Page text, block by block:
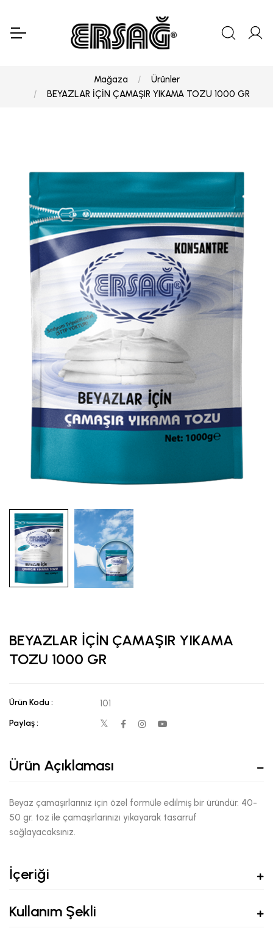
Mağaza
Ürünler
BEYAZLAR İÇİN ÇAMAŞIR YIKAMA TOZU 1000 GR
BEYAZLAR İÇİN ÇAMAŞIR YIKAMA
TOZU 1000 GR
Ürün Kodu : 101
Paylaş :
Ürün Açıklaması
Beyaz çamaşırlarınız için özel formüle edilmiş bir üründür. 40-
50 gr. toz ile çamaşırlarınızı yıkayarak tasarruf
sağlayacaksınız.
İçeriği
Kullanım Şekli